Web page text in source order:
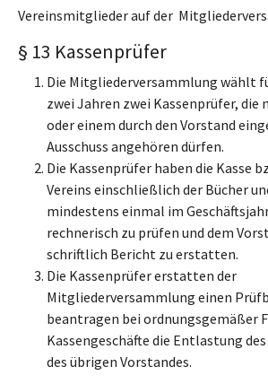
Vereinsmitglieder auf der
§ 13 Kassenprüfer
Die Mitgliederversammlung wählt
zwei Jahren zwei Kassenprüfer, die
oder einem durch den Vorstand
Ausschuss angehören dürfen.
Die Kassenprüfer haben die Kasse
Vereins einschließlich der Bücher
mindestens einmal im
rechnerisch zu prüfen und dem
schriftlich Bericht zu erstatten.
Die Kassenprüfer erstatten der
Mitgliederversammlung einen
beantragen bei ordnungsgemäßer
Kassengeschäfte die Entlastung
des übrigen Vorstandes.